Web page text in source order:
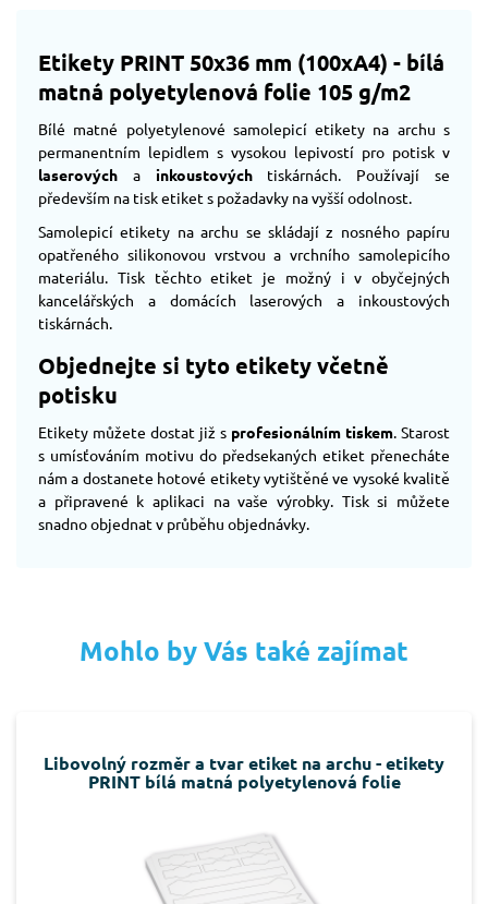
Etikety PRINT 50x36 mm (100xA4) - bílá
matná polyetylenová folie 105 g/m2
Bílé matné polyetylenové samolepicí etikety na archu s
permanentním lepidlem s vysokou lepivostí pro potisk v
laserových a inkoustovýchtiskárnách. Používají se
především na tisk etiket s požadavky na vyšší odolnost.
Samolepicí etikety na archu se skládají z nosného papíru
opatřeného silikonovou vrstvou a vrchního samolepicího
materiálu. Tisk těchto etiket je možný i v obyčejných
kancelářských a domácích laserových a inkoustových
tiskárnách.
Objednejte si tyto etikety včetně
potisku
Etikety můžete dostat již s profesionálním tiskem. Starost
s umísťováním motivu do předsekaných etiket přenecháte
nám a dostanete hotové etikety vytištěné ve vysoké kvalitě
a připravené k aplikaci na vaše výrobky. Tisk si můžete
snadno objednat v průběhu objednávky.
Mohlo by Vás také zajímat
Libovolný rozměr a tvar etiket na archu - etikety
PRINT bílá matná polyetylenová folie